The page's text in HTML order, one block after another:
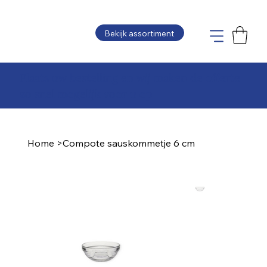
Bekijk assortiment
Home >Compote sauskommetje 6 cm